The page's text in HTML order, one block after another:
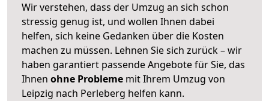
Wir verstehen, dass der Umzug an sich schon
stressig genug ist, und wollen Ihnen dabei
helfen, sich keine Gedanken über die Kosten
machen zu müssen. Lehnen Sie sich zurück – wir
haben garantiert passende Angebote für Sie, das
Ihnen ohne Probleme mit Ihrem Umzug von
Leipzig nach Perleberg helfen kann.